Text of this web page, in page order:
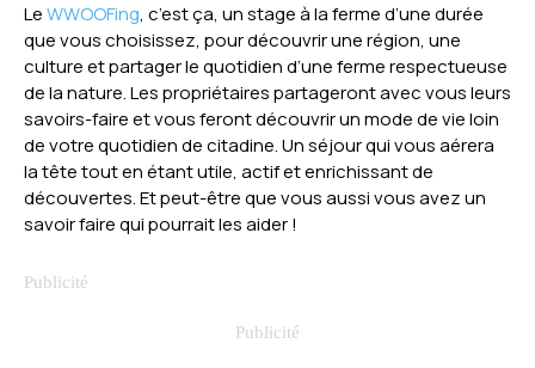
LeWWOOFing, c’est ça, un stage à la ferme d’une durée
que vous choisissez, pour découvrir une région, une
culture et partager le quotidien d’une ferme respectueuse
de la nature. Les propriétaires partageront avec vous leurs
savoirs-faire et vous feront découvrir un mode de vie loin
de votre quotidien de citadine. Un séjour qui vous aérera
la tête tout en étant utile, actif et enrichissant de
découvertes. Et peut-être que vous aussi vous avez un
savoir faire qui pourrait les aider !